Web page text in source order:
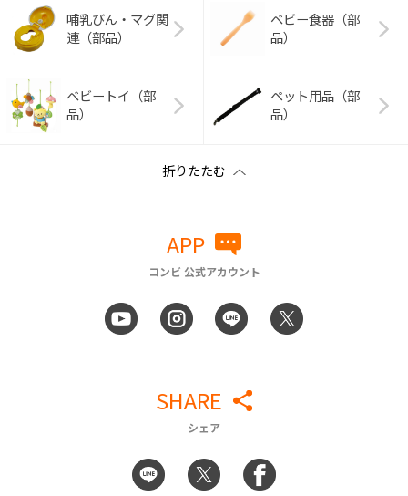
哺乳びん・マグ関
連（部品）
ベビー食器（部
品）
ベビートイ（部
品）
ペット用品（部
品）
APP
コンビ 公式アカウント
SHARE
シェア